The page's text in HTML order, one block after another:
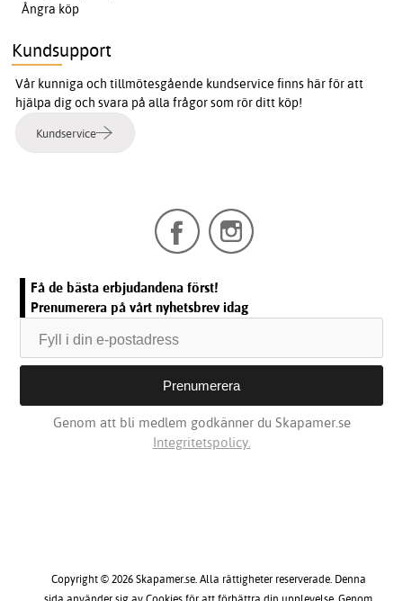
Ångra köp
Kundsupport
Vår kunniga och tillmötesgående kundservice finns här för att
hjälpa dig och svara på alla frågor som rör ditt köp!
Kundservice
Få de bästa erbjudandena först!
Prenumerera på vårt nyhetsbrev idag
Genom att bli medlem godkänner du Skapamer.se
Integritetspolicy.
Copyright © 2026 Skapamer.se. Alla rättigheter reserverade. Denna